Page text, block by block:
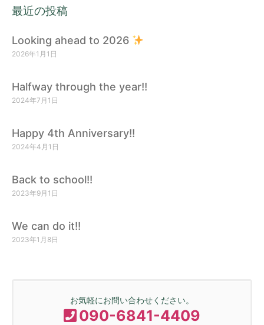
最近の投稿
Looking ahead to 2026
2026年1月1日
Halfway through the year!!
2024年7月1日
Happy 4th Anniversary!!
2024年4月1日
Back to school!!
2023年9月1日
We can do it!!
2023年1月8日
お気軽にお問い合わせください。
090-6841-4409